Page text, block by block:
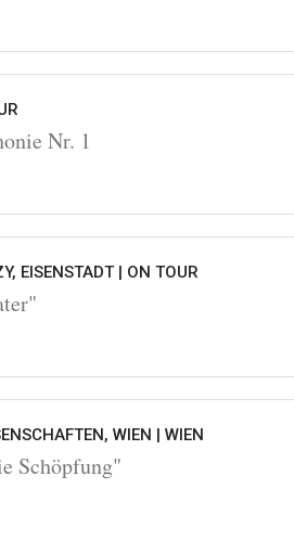
Nr. 1
EISENSTADT | ON TOUR
WIEN | WIEN
Schöpfung"